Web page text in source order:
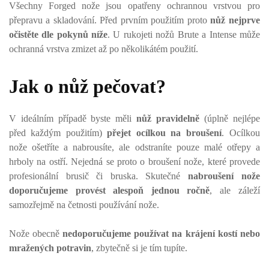
Všechny Forged nože jsou opatřeny ochrannou vrstvou pro
přepravu a skladování. Před prvním použitím proto nůž nejprve
očistěte dle pokynů níže. U rukojeti nožů Brute a Intense může
ochranná vrstva zmizet až po několikátém použití.
Jak o nůž pečovat?
V ideálním případě byste měli nůž pravidelně (úplně nejlépe
před každým použitím) přejet ocílkou na broušení. Ocílkou
nože ošetříte a nabrousíte, ale odstraníte pouze malé otřepy a
hrboly na ostří. Nejedná se proto o broušení nože, které provede
profesionální brusič či bruska. Skutečné nabroušení nože
doporučujeme provést alespoň jednou ročně, ale záleží
samozřejmě na četnosti používání nože.
Nože obecně nedoporučujeme používat na krájení kostí nebo
mražených potravin, zbytečně si je tím tupíte.